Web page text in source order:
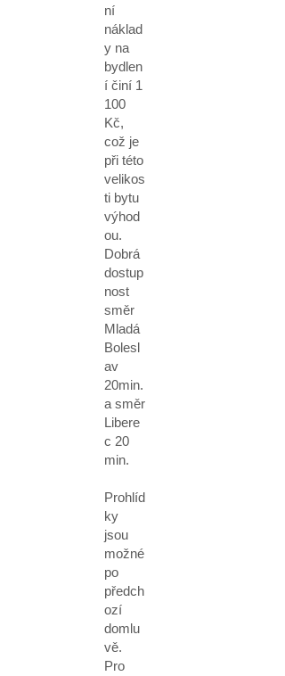
ní
náklad
y na
bydlen
í činí 1
100
Kč,
což je
při této
velikos
ti bytu
výhod
ou.
Dobrá
dostup
nost
směr
Mladá
Bolesl
av
20min.
a směr
Libere
c 20
min.
Prohlíd
ky
jsou
možné
po
předch
ozí
domlu
vě.
Pro